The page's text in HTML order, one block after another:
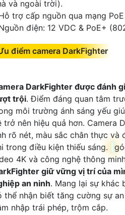
và ngoài trời).
trợ cấp nguồn qua mạng
điện: 12 VDC & PoE+
điểm camera DarkFighter
DarkFighter được đánh
trội. Điểm đáng quan tâm
môi trường ánh sáng yếu
trở nên hiệu quả hơn. Camera
rõ nét, màu sắc chân thực và
trong điều kiện thiếu sáng.
4K và công nghệ thông
giữ vững vị trí của
an ninh. Mang lại sự khác
thể nhận biết tăng cường sự
nhập trái phép, trộm cắp.